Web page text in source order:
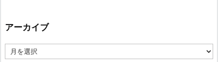
ー
アーカイブ
ー